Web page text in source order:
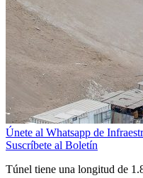
Únete al Whatsapp de
Suscríbete al Boletín
Túnel tiene una longitud de